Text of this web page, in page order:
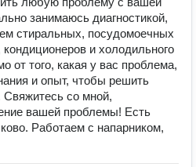
занимаюсь диагностикой,
стиральных, посудомоечных
и холодильного
от того, какая у вас проблема,
и опыт, чтобы решить
Свяжитесь со мной,
вашей проблемы! Есть
Работаем с напарником,